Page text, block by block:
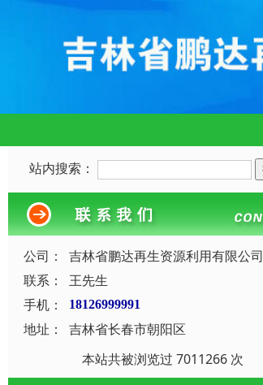
站内搜索：
公司：
吉林省鹏达再生资源利用有限公司
联系：
王先生
手机：
18126999991
地址：
吉林省长春市朝阳区
本站共被浏览过 7011266 次